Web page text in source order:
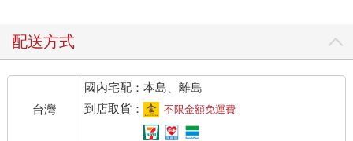
配送方式
台灣
國內宅配：本島、離島
到店取貨：
不限金額免運費